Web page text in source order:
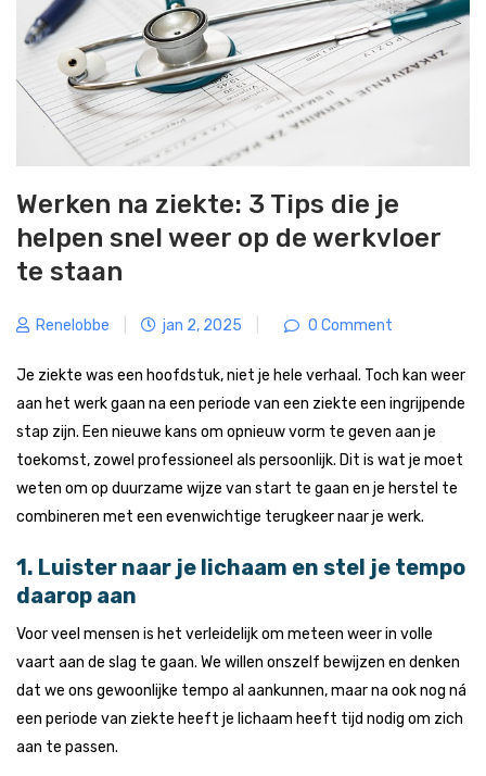
Werken na ziekte: 3 Tips die je
helpen snel weer op de werkvloer
te staan
Renelobbe jan 2, 2025 0 Comment
Je ziekte was een hoofdstuk, niet je hele verhaal. Toch kan weer
aan het werk gaan na een periode van een ziekte een ingrijpende
stap zijn. Een nieuwe kans om opnieuw vorm te geven aan je
toekomst, zowel professioneel als persoonlijk. Dit is wat je moet
weten om op duurzame wijze van start te gaan en je herstel te
combineren met een evenwichtige terugkeer naar je werk.
1. Luister naar je lichaam en stel je tempo
daarop aan
Voor veel mensen is het verleidelijk om meteen weer in volle
vaart aan de slag te gaan. We willen onszelf bewijzen en denken
dat we ons gewoonlijke tempo al aankunnen, maar na ook nog ná
een periode van ziekte heeft je lichaam heeft tijd nodig om zich
aan te passen.